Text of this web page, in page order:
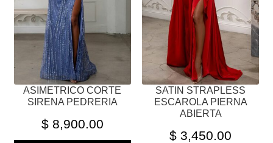
ASIMETRICO CORTE
SIRENA PEDRERIA
$8,900.00
PUEDEN
ELEGIR
PÁGINA
DE
SATIN STRAPLESS
ESCAROLA PIERNA
ABIERTA
$ 3,450.00
SE
PUEDEN
ELEGIR
EN
LA
PÁGINA
PRODUCTO